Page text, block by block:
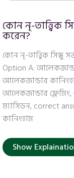
কোন নৃ-তাত্ত্বিক
করেন?
কোন নৃ-তাত্ত্বিক সিন্ধু
Option A:
আলেকজান্ডার
আলেকজান্ডার
ম্যাসিডন, correct
কানিংহাম
Show